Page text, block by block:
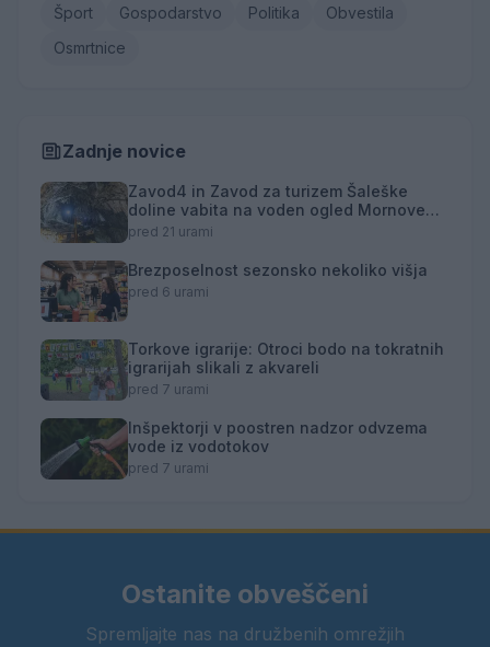
Šport
Gospodarstvo Politika
Obvestila
Osmrtnice
Zadnje novice
Zavod4 in Zavod za turizem Šaleške
doline vabita na voden ogled Mornove
zijalke
pred 21 urami
Brezposelnost sezonsko nekoliko višja
pred 6 urami
Torkove igrarije: Otroci bodo na tokratnih
igrarijah slikali z akvareli
pred 7 urami
Inšpektorji v poostren nadzor odvzema
vode iz vodotokov
pred 7 urami
Ostanite obveščeni
Spremljajte nas na družbenih omrežjih